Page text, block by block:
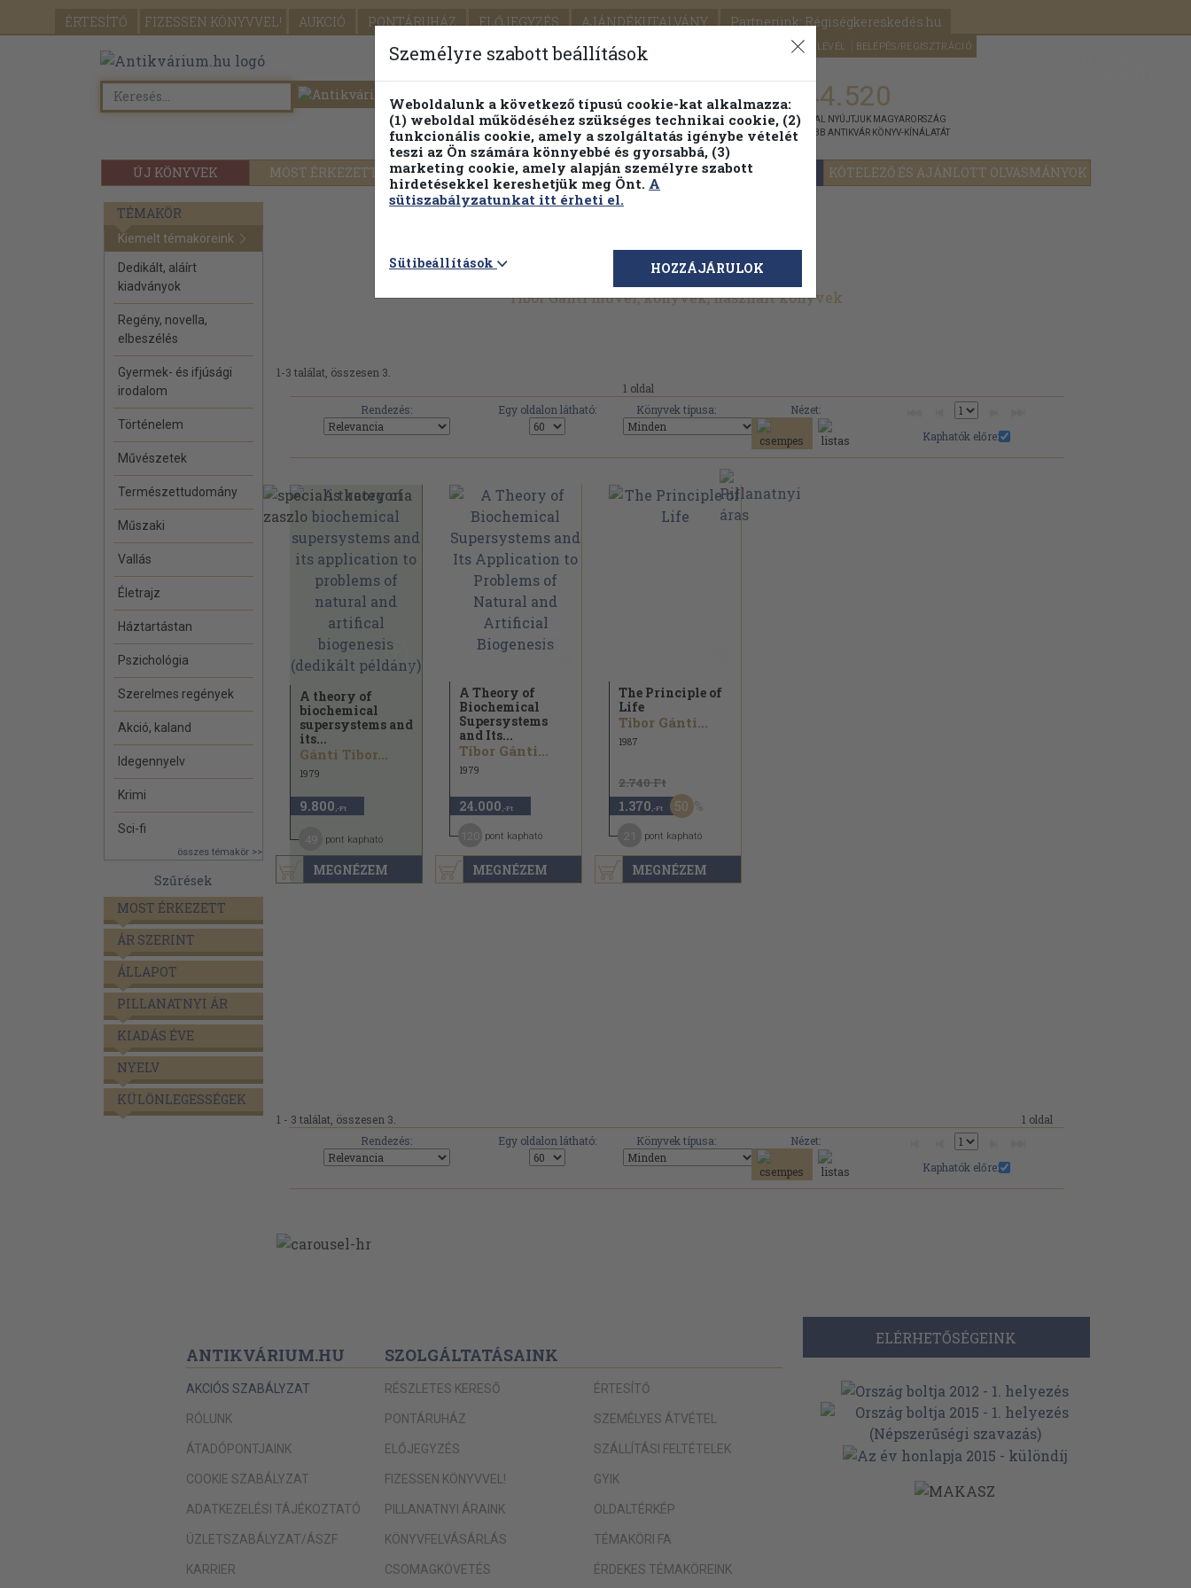
ÉRTESÍTŐ FIZESSEN KÖNYVVEL! AUKCIÓ PONTÁRUHÁZ ELŐJEGYZÉS AJÁNDÉKUTALVÁNY Partnerünk: Régiségkereskedés.hu
SEGÍTSÉG HÍRLEVÉL BELÉPÉS/REGISZTRÁCIÓ
ÚJ KÖNYVEK MOST ÉRKEZETT PILLANATNYI ÁRAINK FENNTARTHATÓ OLVASMÁNYOK KÖTELEZŐ ÉS AJÁNLOTT OLVASMÁNYOK
Részletes kereső Témaköri fa 1.144.520
KIADVÁNNYAL NYÚJTJUK MAGYARORSZÁG
LEGNAGYOBB ANTIKVÁR KÖNYV-KÍNÁLATÁT
TÉMAKÖR
Kiemelt témaköreink
Dedikált, aláírt
kiadványok
Regény, novella,
elbeszélés
Gyermek- és ifjúsági
irodalom
Történelem
Művészetek
Természettudomány
Műszaki
Vallás
Életrajz
Háztartástan
Pszichológia
Szerelmes regények
Akció, kaland
Idegennyelv
Krimi
Sci-fi
összes témakör >>
Szűrések
MOST ÉRKEZETT
ÁR SZERINT
ÁLLAPOT
PILLANATNYI ÁR
KIADÁS ÉVE
NYELV
KÜLÖNLEGESSÉGEK
Tibor Gánti művei, könyvek, használt könyvek
1-3 találat, összesen 3.
1 oldal
Rendezés:
Egy oldalon látható: Könyvek típusa:
Nézet:
Kaphatók előre:
MEGNÉZEM
A theory of
biochemical
supersystems and
its...
Gánti Tibor...
1979
9.800 ,-Ft
pont kapható
MEGNÉZEM
A Theory of
Biochemical
Supersystems
and Its...
Tibor Gánti...
1979
24.000 ,-Ft
pont kapható
MEGNÉZEM
The Principle of
Life
Tibor Gánti...
1987
2.740 Ft
1.370 ,-Ft 50
pont kapható
1 - 3 találat, összesen 3.
1 oldal
Rendezés:
Egy oldalon látható: Könyvek típusa:
Nézet:
Kaphatók előre:
ANTIKVÁRIUM.HU
AKCIÓS SZABÁLYZAT
RÓLUNK
ÁTADÓPONTJAINK
COOKIE SZABÁLYZAT
ADATKEZELÉSI TÁJÉKOZTATÓ
ÜZLETSZABÁLYZAT/ÁSZF
KARRIER
SZOLGÁLTATÁSAINK
RÉSZLETES KERESŐ
PONTÁRUHÁZ
ELŐJEGYZÉS
FIZESSEN KÖNYVVEL!
PILLANATNYI ÁRAINK
KÖNYVFELVÁSÁRLÁS
CSOMAGKÖVETÉS
ÉRTESÍTŐ
SZEMÉLYES ÁTVÉTEL
SZÁLLÍTÁSI FELTÉTELEK
GYIK
OLDALTÉRKÉP
TÉMAKÖRI FA
ÉRDEKES TÉMAKÖREINK
ELÉRHETŐSÉGEINK
Személyre szabott beállítások
Weboldalunk a következő típusú cookie-kat alkalmazza:
(1) weboldal működéséhez szükséges technikai cookie, (2)
funkcionális cookie, amely a szolgáltatás igénybe vételét
teszi az Ön számára könnyebbé és gyorsabbá, (3)
marketing cookie, amely alapján személyre szabott
hirdetésekkel kereshetjük meg Önt. A
sütiszabályzatunkat itt érheti el.
Sütibeállítások HOZZÁJÁRULOK